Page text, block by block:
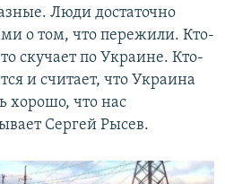
Люди достаточно
о том, что пережили. Кто-
скучает по Украине. Кто-
и считает, что Украина
хорошо, что нас
Сергей Рысев.